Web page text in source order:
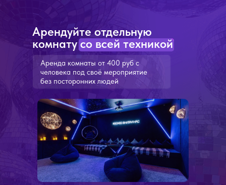
Аренда комнаты от 400 руб с
человека под своё мероприятие
без посторонних людей
Арендуйте отдельную
комнату со всей техникой